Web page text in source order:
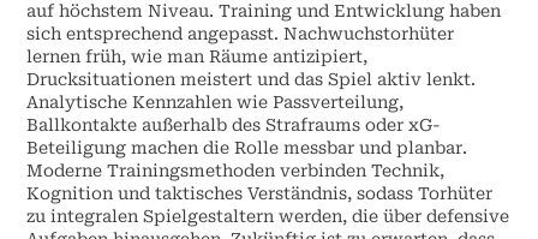
auf höchstem Niveau. Training und Entwicklung haben
sich entsprechend angepasst. Nachwuchstorhüter
lernen früh, wie man Räume antizipiert,
Drucksituationen meistert und das Spiel aktiv lenkt.
Analytische Kennzahlen wie Passverteilung,
Ballkontakte außerhalb des Strafraums oder xG-
Beteiligung machen die Rolle messbar und planbar.
Moderne Trainingsmethoden verbinden Technik,
Kognition und taktisches Verständnis, sodass Torhüter
zu integralen Spielgestaltern werden, die über defensive